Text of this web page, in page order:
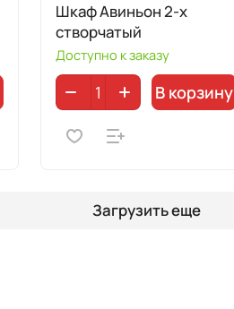
Шкаф Авиньон 2-х
створчатый
Доступно к заказу
В корзину
Загрузить еще